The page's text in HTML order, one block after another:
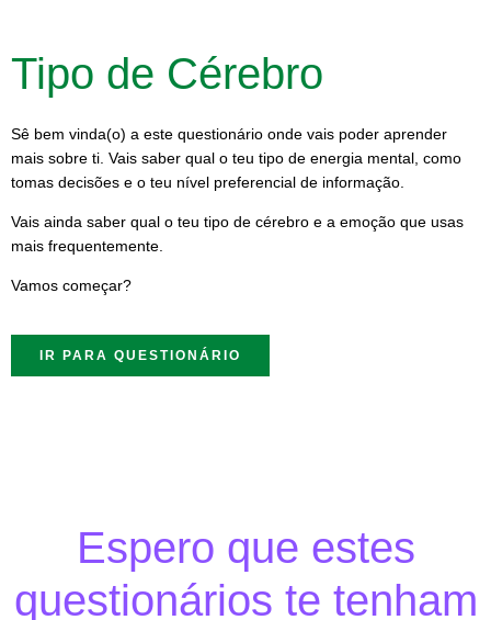
Tipo de Cérebro
Sê bem vinda(o) a este questionário onde vais poder aprender
mais sobre ti. Vais saber qual o teu tipo de energia mental, como
tomas decisões e o teu nível preferencial de informação.
Vais ainda saber qual o teu tipo de cérebro e a emoção que usas
mais frequentemente.
Vamos começar?
IR PARA QUESTIONÁRIO
Espero que estes
questionários te tenham